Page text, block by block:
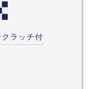
ラッチ付